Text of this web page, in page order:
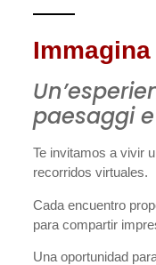
paesaggi
Te invitamos a vivir
recorridos virtuales.
Cada encuentro
para compartir
Una oportunidad